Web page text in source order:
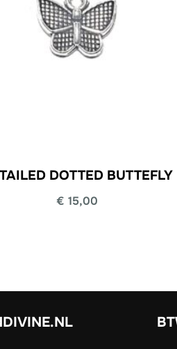
DOTTED BUTTEFLY
€ 15,00